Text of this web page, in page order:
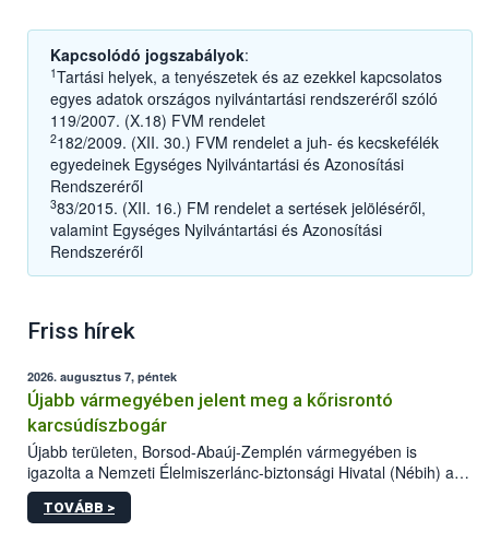
Kapcsolódó jogszabályok:
1Tartási helyek, a tenyészetek és az ezekkel kapcsolatos
egyes adatok országos nyilvántartási rendszeréről szóló
119/2007. (X.18) FVM rendelet
2182/2009. (XII. 30.) FVM rendelet a juh- és kecskefélék
egyedeinek Egységes Nyilvántartási és Azonosítási
Rendszeréről
383/2015. (XII. 16.) FM rendelet a sertések jelöléséről,
valamint Egységes Nyilvántartási és Azonosítási
Rendszeréről
Friss hírek
2026. augusztus 7, péntek
Újabb vármegyében jelent meg a kőrisrontó
karcsúdíszbogár
Újabb területen, Borsod-Abaúj-Zemplén vármegyében is
igazolta a Nemzeti Élelmiszerlánc-biztonsági Hivatal (Nébih) a
kőrisrontó karcsúdíszbogár (Agrilus planipennis) jelenlétét. A
kártevőt nem csak színcsapdában találták meg, de már fertőzött
TOVÁBB >